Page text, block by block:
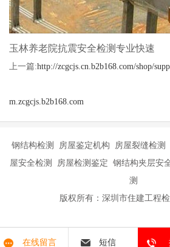
玉林养老院抗震安全检测专业快速
上一篇:http://zcgcjs.cn.b2b168.com/shop/
m.zcgcjs.b2b168.com
钢结构检测 房屋鉴定机构 房屋裂缝检
屋安全检测 房屋检测鉴定 钢结构夹层安
测
版权所有：深圳市住建工程
在线留言 短信